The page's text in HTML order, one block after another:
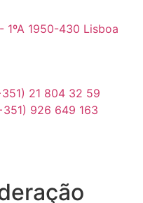
1ºA 1950-430 Lisboa
21 804 32 59
926 649 163